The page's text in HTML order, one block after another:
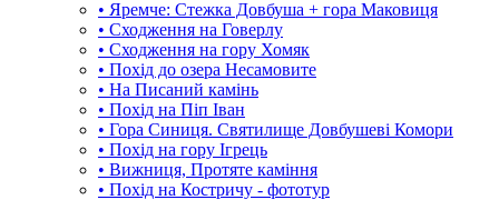
• Яремче: Стежка Довбуша + гора Маковиця
• Сходження на Говерлу
• Сходження на гору Хомяк
• Похід до озера Несамовите
• На Писаний камінь
• Похід на Піп Іван
• Гора Синиця. Святилище Довбушеві Комори
• Похід на гору Ігрець
• Вижниця, Протяте каміння
• Похід на Костричу - фототур